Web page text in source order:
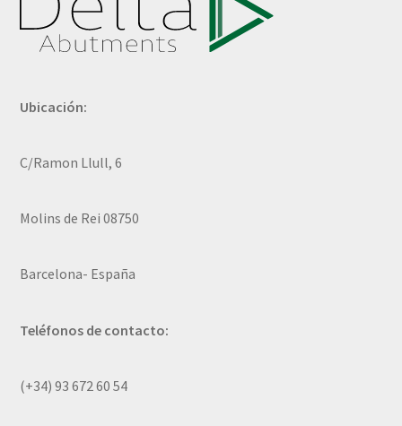
Ubicación:
C/Ramon Llull, 6
Molins de Rei 08750
Barcelona- España
Teléfonos de contacto:
(+34) 93 672 60 54